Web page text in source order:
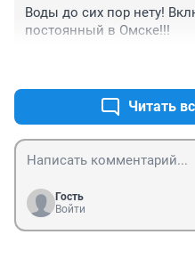
Воды до сих пор нету!
постоянный в Омске!!!
Читать
Гость
Войти